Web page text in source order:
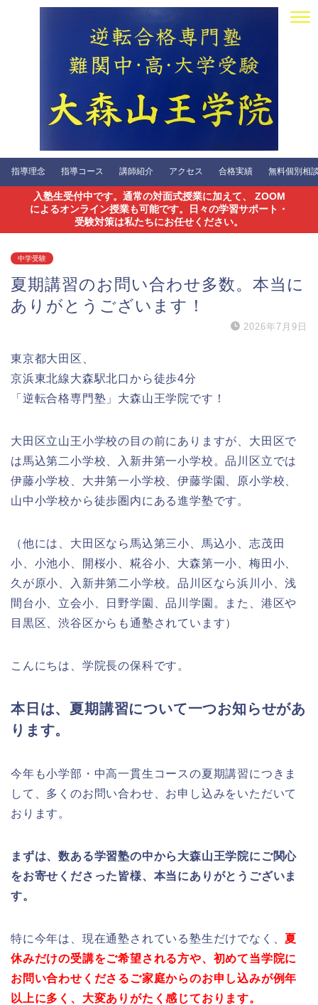
指導理念 指導コース 講師紹介 アクセス 合格実績 無料個別相
入塾生受付中です。通常の対面式授業に加えて、 ZOOM
によるオンライン授業も可能です。日々の学習サポート・
受験対策は私たちにお任せください。
中学受験
夏期講習のお問い合わせ多数。本当に
ありがとうございます！
2026年7月9日
東京都大田区、
京浜東北線大森駅北口から徒歩4分
「逆転合格専門塾」大森山王学院です！
大田区立山王小学校の目の前にありますが、大田区で
は馬込第二小学校、入新井第一小学校。品川区立では
伊藤小学校、大井第一小学校、伊藤学園、原小学校、
山中小学校から徒歩圏内にある進学塾です。
（他には、大田区なら馬込第三小、馬込小、志茂田
小、小池小、開桜小、糀谷小、大森第一小、梅田小、
久が原小、入新井第二小学校。品川区なら浜川小、浅
間台小、立会小、日野学園、品川学園。また、港区や
目黒区、渋谷区からも通塾されています）
こんにちは、学院長の保科です。
本日は、夏期講習について一つお知らせがあ
ります。
今年も小学部・中高一貫生コースの夏期講習につきま
して、多くのお問い合わせ、お申し込みをいただいて
おります。
まずは、数ある学習塾の中から大森山王学院にご関心
をお寄せくださった皆様、本当にありがとうございま
す。
特に今年は、現在通塾されている塾生だけでなく、夏
休みだけの受講をご希望される方や、初めて当学院に
お問い合わせくださるご家庭からのお申し込みが例年
以上に多く、大変ありがたく感じております。